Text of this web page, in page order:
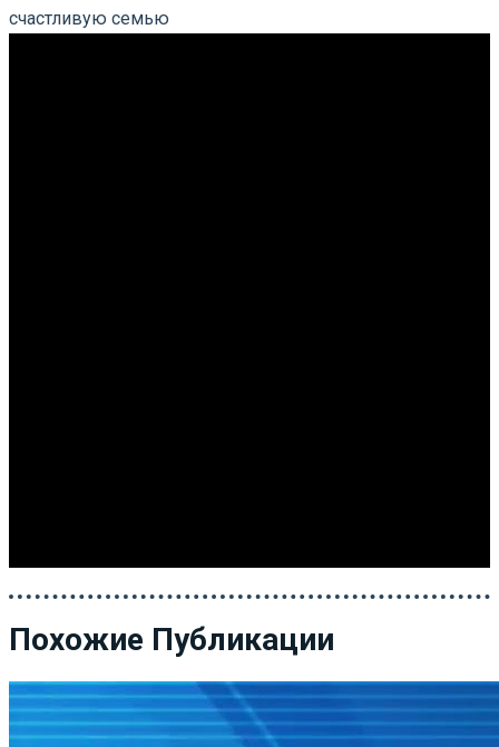
счастливую семью
Похожие Публикации